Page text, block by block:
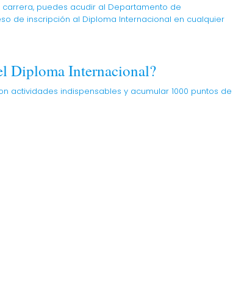
puedes acudir al Departamento de
de inscripción al Diploma Internacional en cualquier
Diploma Internacional?
actividades indispensables y acumular 1000 puntos de